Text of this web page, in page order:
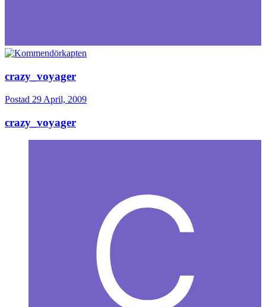
crazy_voyager
Postad 29 April, 2009
crazy_voyager